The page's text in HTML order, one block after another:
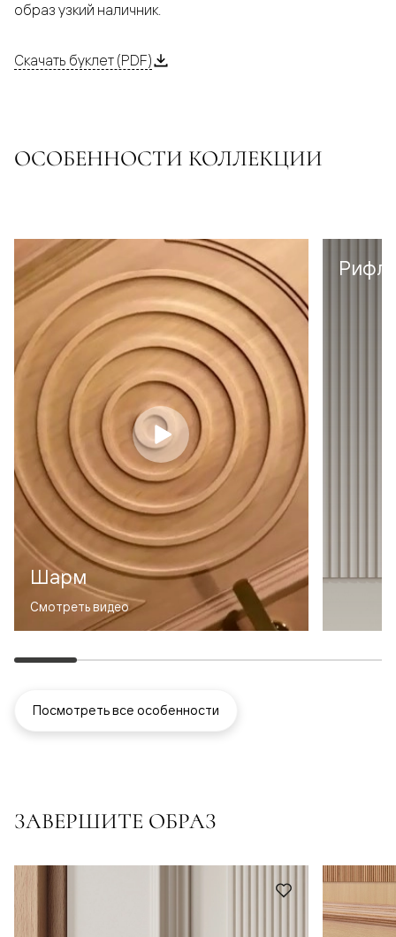
образ узкий наличник.
Скачать буклет (PDF)
ОСОБЕННОСТИ КОЛЛЕКЦИИ
Шарм
Смотреть видео
Посмотреть все особенности
ЗАВЕРШИТЕ ОБРАЗ